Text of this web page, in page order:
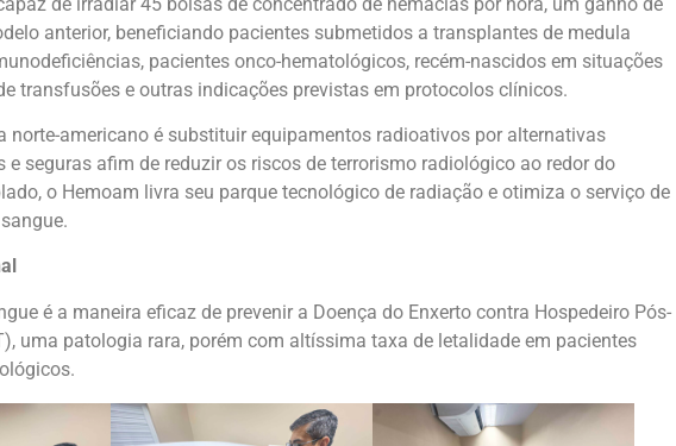
anterior, beneficiando pacientes submetidos a transplantes de medula
pacientes onco-hematológicos, recém-nascidos em situações
transfusões e outras indicações previstas em protocolos clínicos.
norte-americano é substituir equipamentos radioativos por alternativas
seguras afim de reduzir os riscos de terrorismo radiológico ao redor do
o Hemoam livra seu parque tecnológico de radiação e otimiza o serviço de
é a maneira eficaz de prevenir a Doença do Enxerto contra Hospedeiro Pós-
uma patologia rara, porém com altíssima taxa de letalidade em pacientes